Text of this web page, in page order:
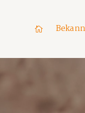
